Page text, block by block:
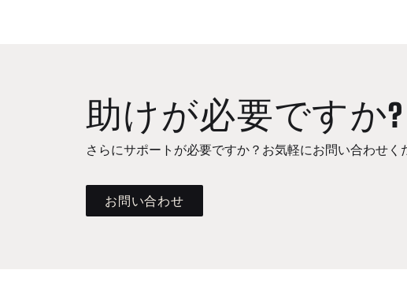
助けが必要ですか?
さらにサポートが必要ですか？お気軽にお問い合わせく
お問い合わせ